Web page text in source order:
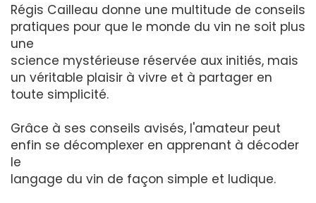
Régis Cailleau donne une multitude de conseils
pratiques pour que le monde du vin ne soit plus
une
science mystérieuse réservée aux initiés, mais
un véritable plaisir à vivre et à partager en
toute simplicité.
Grâce à ses conseils avisés, l'amateur peut
enfin se décomplexer en apprenant à décoder
le
langage du vin de façon simple et ludique.